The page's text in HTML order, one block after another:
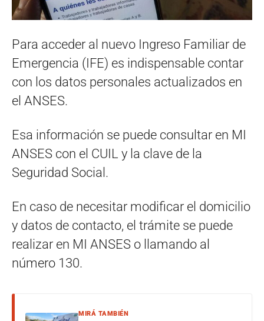
Para acceder al nuevo Ingreso Familiar de
Emergencia (IFE) es indispensable contar
con los datos personales actualizados en
el ANSES.
Esa información se puede consultar en MI
ANSES con el CUIL y la clave de la
Seguridad Social.
En caso de necesitar modificar el domicilio
y datos de contacto, el trámite se puede
realizar en MI ANSES o llamando al
número 130.
MIRÁ TAMBIÉN